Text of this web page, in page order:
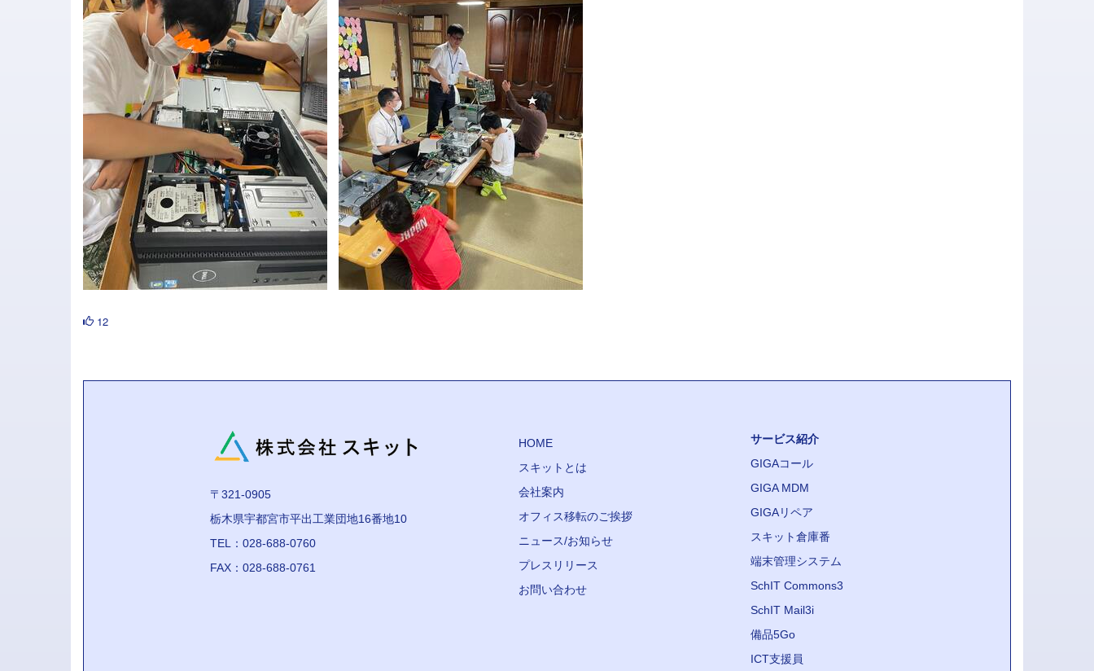
12
〒321-0905
栃木県宇都宮市平出工業団地16番地10
TEL：028-688-0760
FAX：028-688-0761
HOME
スキットとは
会社案内
オフィス移転のご挨拶
ニュース/お知らせ
プレスリリース
お問い合わせ
サービス紹介
GIGAコール
GIGA MDM
GIGAリペア
スキット倉庫番
端末管理システム
SchIT Commons3
SchIT Mail3i
備品5Go
ICT支援員